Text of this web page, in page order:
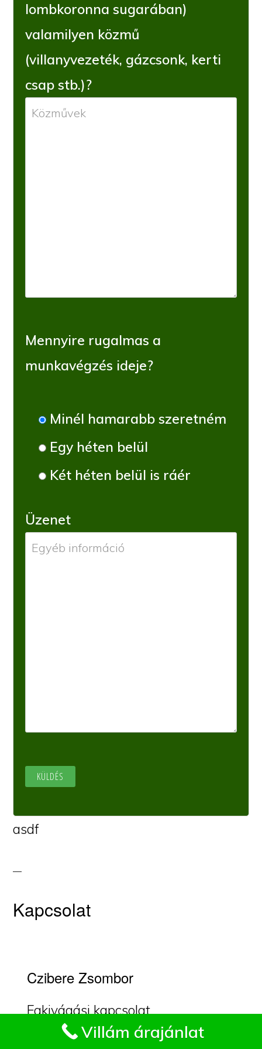
lombkoronna sugarában)
valamilyen közmű
(villanyvezeték, gázcsonk, kerti
csap stb.)?
Mennyire rugalmas a
munkavégzés ideje?
Minél hamarabb szeretném
Egy héten belül
Két héten belül is ráér
Üzenet
asdf
Kapcsolat
Czibere Zsombor
Fakivágási kapcsolat
Liptáktelepen.Villám árajánlat